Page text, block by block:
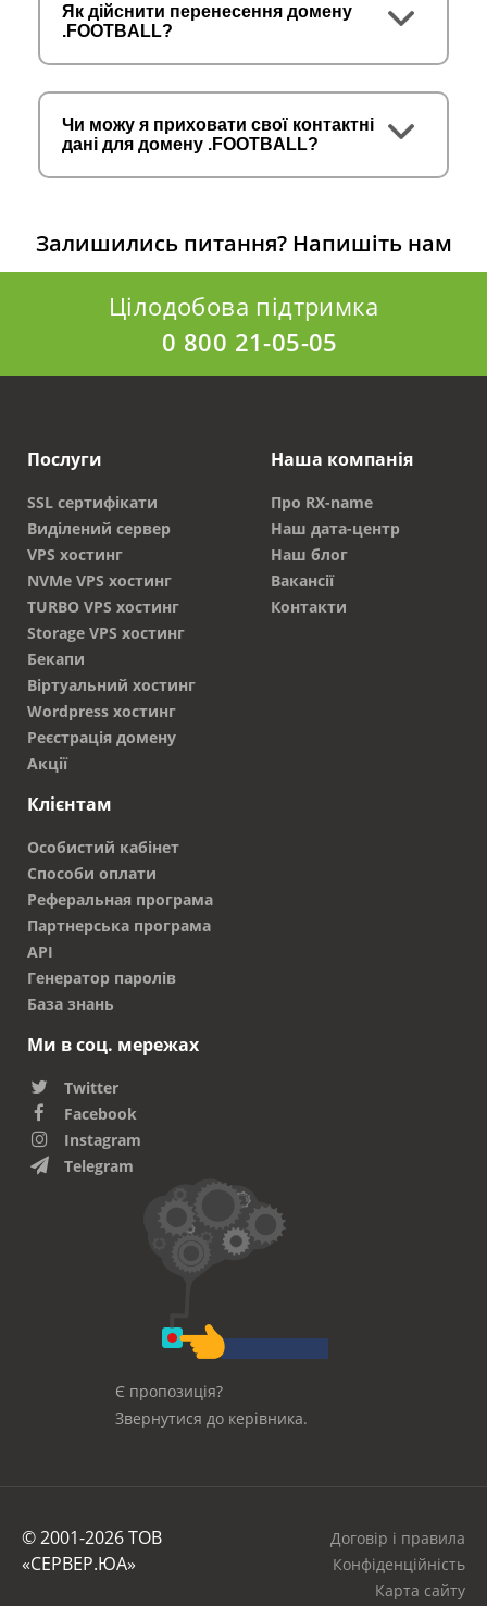
Як дійснити перенесення домену
.FOOTBALL?
Чи можу я приховати свої контактні
дані для домену .FOOTBALL?
Залишились питання? Напишіть нам
Цілодобова підтримка
0 800 21-05-05
Послуги
SSL сертифікати
Виділений сервер
VPS хостинг
NVMe VPS хостинг
TURBO VPS хостинг
Storage VPS хостинг
Бекапи
Віртуальний хостинг
Wordpress хостинг
Реєстрація домену
Акції
Наша компанія
Про RX-name
Наш дата-центр
Наш блог
Вакансії
Контакти
Клієнтам
Особистий кабінет
Способи оплати
Реферальная програма
Партнерська програма
API
Генератор паролів
База знань
Ми в соц. мережах
Twitter
Facebook
Instagram
Telegram
Є пропозиція?
Звернутися до керівника.
© 2001-2026 ТОВ
«СЕРВЕР.ЮА»
Договір і правила
Конфіденційність
Карта сайту